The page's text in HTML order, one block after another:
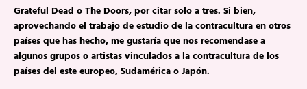
Grateful Dead o The Doors, por citar solo a tres. Si bien,
aprovechando el trabajo de estudio de la contracultura en otros
países que has hecho, me gustaría que nos recomendase a
algunos grupos o artistas vinculados a la contracultura de los
países del este europeo, Sudamérica o Japón.